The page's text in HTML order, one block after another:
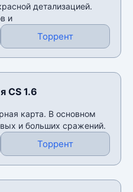
детализацией.
и
Торрент
CS 1.6
карта. В основном
и больших сражений.
Торрент